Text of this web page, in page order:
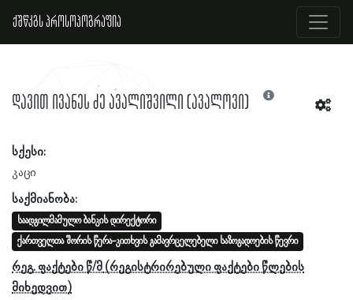
ქშწკგს პროსოპოგრაფია
დავით ივანეს ძე ავალიშვილი (ავალოვი)
სქესი:
კაცი
საქმიანობა:
საადგილმამულო ბანკის დირექტორი
ქართველთა შორის წერა-კითხვის გამავრცელებელი საზოგადოების წევრი
რეგ. ფაქტები წ/მ